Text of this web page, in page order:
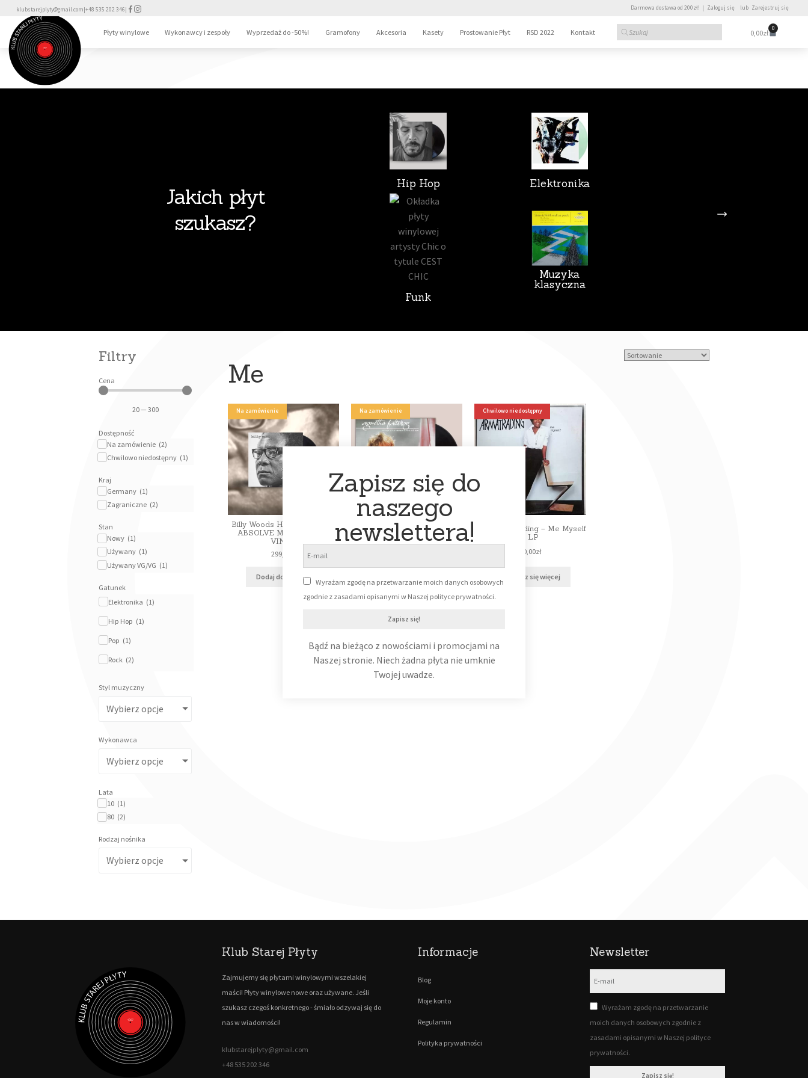
klubstarejplyty@gmail.com|+48 535 202 346| Darmowa dostawa od 200zł! | Zaloguj się lub Zarejestruj się
Płyty winylowe Wykonawcy i zespoły Wyprzedaż do -50%! Gramofony Akcesoria Kasety Prostowanie Płyt RSD 2022 Kontakt 0,00zł
0
Jakich płyt
szukasz?
Hip Hop Elektronika
Funk
Muzyka
klasyczna
Filtry
Cena
20— 300
Dostępność
Na zamówienie (2)
Chwilowo niedostępny (1)
Kraj
Germany (1)
Zagraniczne (2)
Stan
Nowy (1)
Używany (1)
Używany VG/VG (1)
Gatunek
Elektronika (1)
Hip Hop (1)
Pop (1)
Rock (2)
Styl muzyczny
Wybierz opcje
Wykonawca
Wybierz opcje
Lata
10 (1)
80 (2)
Rodzaj nośnika
Wybierz opcje
Me
Na zamówienie
Billy Woods HISTORY WILL
ABSOLVE ME 10 YEARS
VINYL
299,99
Dodaj do koszyka
Na zamówienie
Agnetha Fältskog Abba WRAP
YOUR ARMS AROUND ME
LP
Chwilowo niedostępny
Joan Armatrading – Me Myself
I LP
20,00zł
Dowiedz się więcej
Klub Starej Płyty
Zajmujemy się płytami winylowymi wszelakiej
maści! Płyty winylowe nowe oraz używane. Jeśli
szukasz czegoś konkretnego - śmiało odzywaj się do
nas w wiadomości!
klubstarejplyty@gmail.com
+48 535 202 346
Informacje
Blog
Moje konto
Regulamin
Polityka prywatności
Newsletter
Wyrażam zgodę na przetwarzanie
moich danych osobowych zgodnie z
zasadami opisanymi w Naszej polityce
prywatności.
Zapisz się!
Zapisz się do
naszego
newslettera!
Wyrażam zgodę na przetwarzanie moich danych osobowych
zgodnie z zasadami opisanymi w Naszej polityce prywatności.
Zapisz się!
Bądź na bieżąco z nowościami i promocjami na
Naszej stronie. Niech żadna płyta nie umknie
Twojej uwadze.